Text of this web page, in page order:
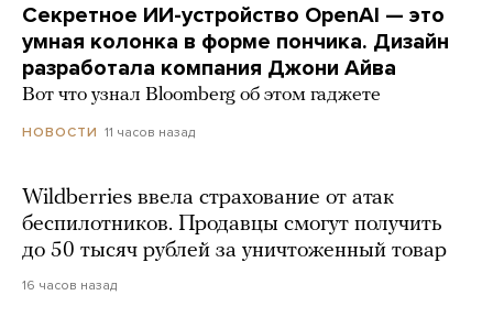
Секретное ИИ-устройство OpenAI — это
умная колонка в форме пончика. Дизайн
разработала компания Джони Айва
Вот что узнал Bloomberg об этом гаджете
НОВОСТИ 11 часов назад
Wildberries ввела страхование от атак
беспилотников. Продавцы смогут получить
до 50 тысяч рублей за уничтоженный товар
16 часов назад